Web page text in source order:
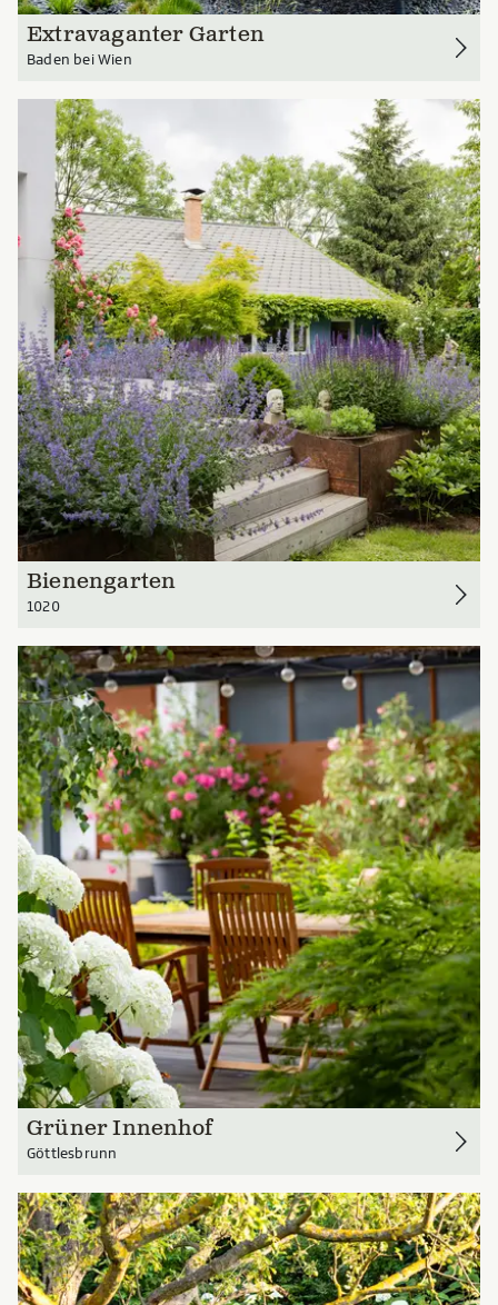
Extravaganter Garten
Baden bei Wien
Bienengarten
1020
Grüner Innenhof
Göttlesbrunn